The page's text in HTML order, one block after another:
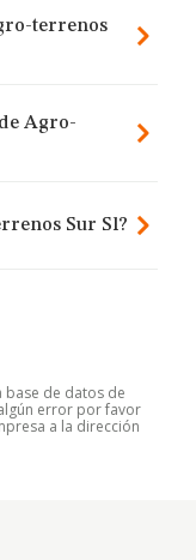
terrenos
Agro-
Sur Sl?
base de datos de
algún error por favor
a la dirección